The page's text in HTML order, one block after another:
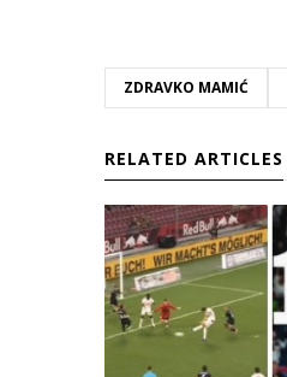
ZDRAVKO MAMIĆ
RELATED ARTICLES